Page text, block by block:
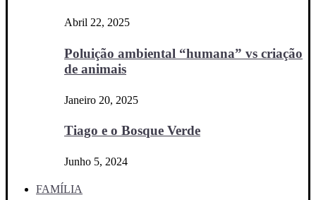
Abril 22, 2025
Poluição ambiental “humana” vs criação
de animais
Janeiro 20, 2025
Tiago e o Bosque Verde
Junho 5, 2024
FAMÍLIA